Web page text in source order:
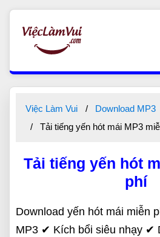
Việc Làm Vui Download MP3
Tải tiếng yến hót mái MP3
Tải tiếng yến hót
phí
Download yến hót mái miễn
MP3 ✔ Kích bổi siêu nhạy ✔